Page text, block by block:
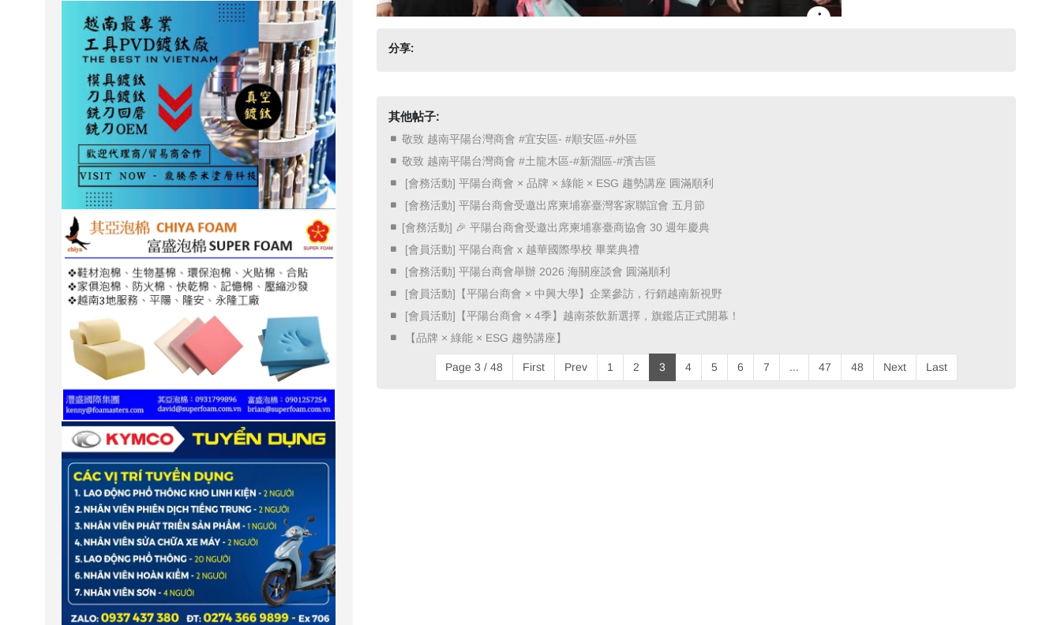
分享:
其他帖子:
敬致 越南平陽台灣商會 #宜安區- #順安區-#外區
敬致 越南平陽台灣商會 #土龍木區-#新淵區-#濱吉區
​ [會務活動] 平陽台商會 × 品牌 × 綠能 × ESG 趨勢講座 圓滿順利 ​
​ [會務活動] 平陽台商會受邀出席柬埔寨臺灣客家聯誼會 五月節 ​
[會務活動] 🎉 平陽台商會受邀出席柬埔寨臺商協會 30 週年慶典
​ [會員活動] 平陽台商會 x 越華國際學校 畢業典禮 ​
​ [會務活動] 平陽台商會舉辦 2026 海關座談會 圓滿順利 ​
​ [會員活動]【平陽台商會 × 中興大學】企業參訪，行銷越南新視野 ​
​ [會員活動]【平陽台商會 × 4季】越南茶飲新選擇，旗鑑店正式開幕！ ​
​ 【品牌 × 綠能 × ESG 趨勢講座】 ​
Page 3 / 48 First Prev 1 2 3 4 5 6 7 ... 47 48 Next Last